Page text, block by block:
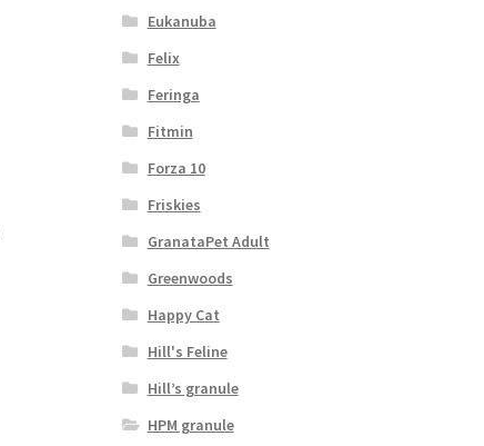
Eukanuba
Felix
Feringa
Fitmin
Forza 10
Friskies
GranataPet Adult
Greenwoods
Happy Cat
Hill's Feline
Hill’s granule
HPM granule